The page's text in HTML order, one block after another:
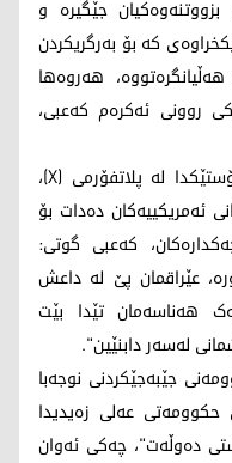
بزووتنەوەکیان جێگیرە و
کە بۆ بەرگریکردن
هەروەها
روونی ئەکرەم کەعبی،
هاوکات، ئەکرەم کەعبی پێشتر لە پۆستێکدا لە پلاتفۆرمی (X)،
ئەمریکییەکان دەدات بۆ
کەعبی گوتی:
عێراقمان پێ لە داعش
هەناسەمان تێدا بێت
لەسەر دابنێین".
جێبەجێکردنی نوجەبا
حکوومەتی عەلی زەیدیدا
دەوڵەت"، چەکی ئەوان